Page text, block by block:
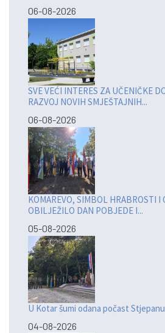
06-08-2026
SVE VEĆI INTERES ZA UČENIČKE
RAZVOJ NOVIH SMJEŠTAJNIH...
06-08-2026
KOMAREVO, SIMBOL HRABROSTI I
OBILJEŽILO DAN POBJEDE I...
05-08-2026
U Kotar šumi odana počast
04-08-2026